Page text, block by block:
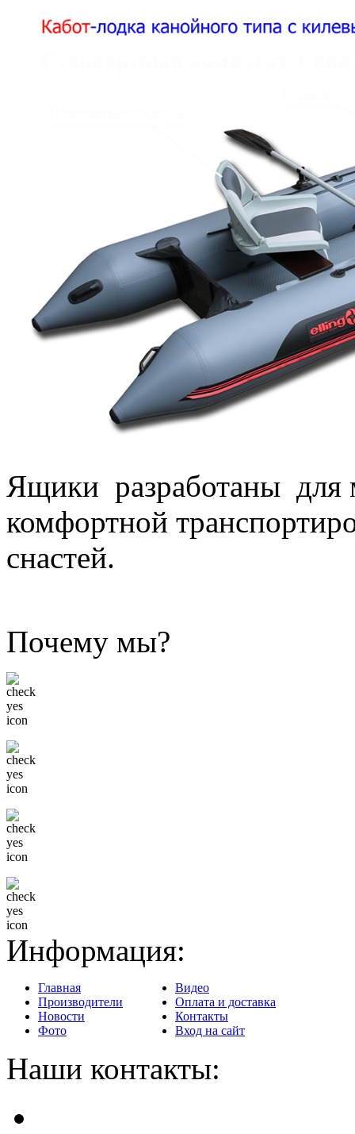
Ящики разработаны для
комфортной
снастей.
Почему мы?
Информация:
Главная
Производители
Новости
Фото
Видео
Оплата и доставка
Контакты
Вход на сайт
Наши контакты: